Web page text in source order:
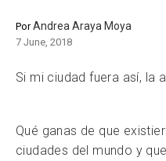
PorAndrea Araya Moya
7 June, 2018
Si mi ciudad fuera así, la
Qué ganas de que
ciudades del mundo y